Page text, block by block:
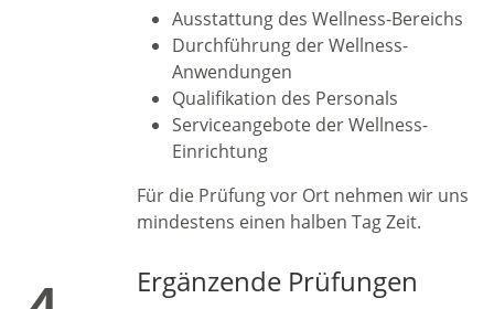
Ausstattung des Wellness-Bereichs
Durchführung der Wellness-
Anwendungen
Qualifikation des Personals
Serviceangebote der Wellness-
Einrichtung
Für die Prüfung vor Ort nehmen wir uns
mindestens einen halben Tag Zeit.
Ergänzende Prüfungen